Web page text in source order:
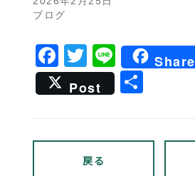
ブログ
Facebook
Twitter
LineShare
Post
戻る